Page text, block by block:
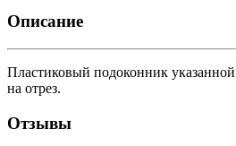
Описание
Пластиковый подоконник
на отрез.
Отзывы